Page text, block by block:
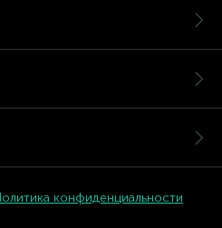
конфиденциальности